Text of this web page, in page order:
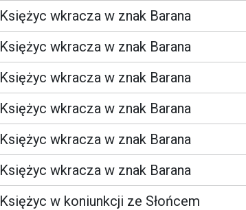
Księżyc wkracza w znak Barana
Księżyc wkracza w znak Barana
Księżyc wkracza w znak Barana
Księżyc wkracza w znak Barana
Księżyc wkracza w znak Barana
Księżyc wkracza w znak Barana
Księżyc w koniunkcji ze Słońcem